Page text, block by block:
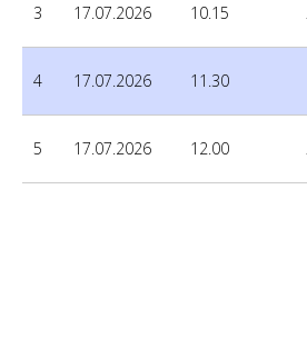
3 17.07.2026 10.15
4 17.07.2026 11.30
5 17.07.2026 12.00